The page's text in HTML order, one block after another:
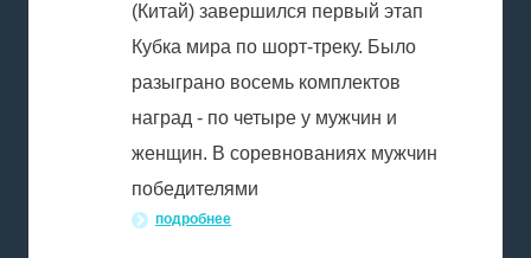
(Китай) завершился первый этап
Кубка мира по шорт-треку. Было
разыграно восемь комплектов
наград - по четыре у мужчин и
женщин. В соревнованиях мужчин
победителями
подробнее